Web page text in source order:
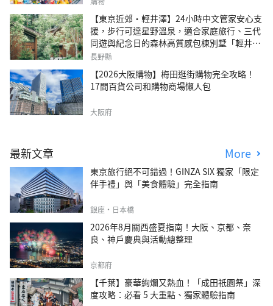
【東京近郊・輕井澤】24小時中文管家安心支
援，步行可達星野溫泉，適合家庭旅行、三代
同遊與紀念日的森林高質感包棟別墅「輕井澤
森四季VILLA」
長野縣
【2026大阪購物】梅田逛街購物完全攻略！
17間百貨公司和購物商場懶人包
大阪府
最新文章 More
東京旅行絕不可錯過！GINZA SIX 獨家「限定
伴手禮」與「美食體驗」完全指南
銀座・日本橋
2026年8月關西盛夏指南！大阪、京都、奈
良、神戶慶典與活動總整理
京都府
【千葉】豪華絢爛又熱血！「成田祇園祭」深
度攻略：必看 5 大重點、獨家體驗指南